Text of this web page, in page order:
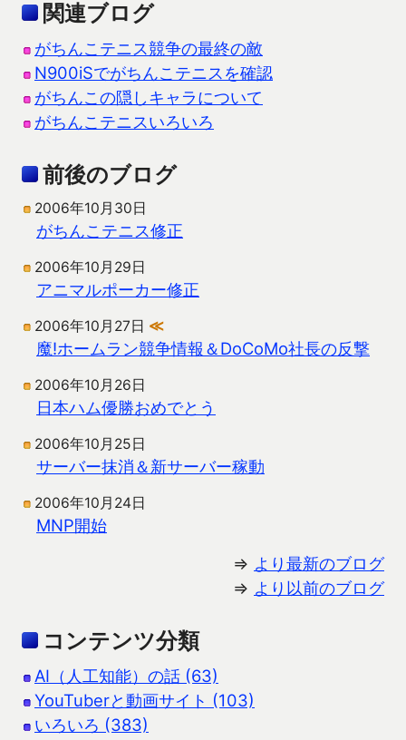
関連ブログ
がちんこテニス競争の最終の敵
N900iSでがちんこテニスを確認
がちんこの隠しキャラについて
がちんこテニスいろいろ
前後のブログ
2006年10月30日
がちんこテニス修正
2006年10月29日
アニマルポーカー修正
2006年10月27日 ≪
魔!ホームラン競争情報＆DoCoMo社長の反撃
2006年10月26日
日本ハム優勝おめでとう
2006年10月25日
サーバー抹消＆新サーバー稼動
2006年10月24日
MNP開始
⇒ より最新のブログ
⇒ より以前のブログ
コンテンツ分類
AI（人工知能）の話 (63)
YouTuberと動画サイト (103)
いろいろ (383)